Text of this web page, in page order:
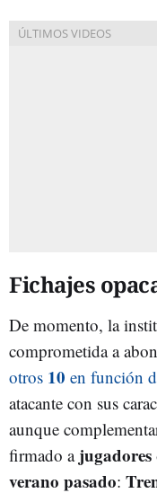
Fichajes
De momento, la
comprometida a
otros 10 en función
atacante con sus
aunque
firmado a jugadores
verano pasado: